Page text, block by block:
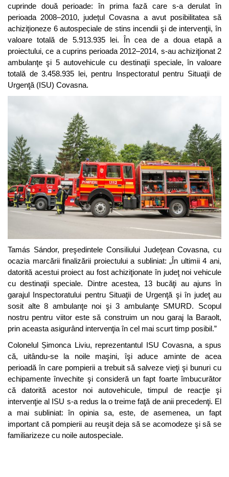
cuprinde două perioade: în prima fază care s-a derulat în
perioada 2008–2010, judeţul Covasna a avut posibilitatea să
achiziţioneze 6 autospeciale de stins incendii şi de intervenţii, în
valoare totală de 5.913.935 lei. În cea de a doua etapă a
proiectului, ce a cuprins perioada 2012–2014, s-au achiziţionat 2
ambulanţe şi 5 autovehicule cu destinaţii speciale, în valoare
totală de 3.458.935 lei, pentru Inspectoratul pentru Situaţii de
Urgenţă (ISU) Covasna.
Tamás Sándor, preşedintele Consiliului Judeţean Covasna, cu
ocazia marcării finalizării proiectului a subliniat: „În ultimii 4 ani,
datorită acestui proiect au fost achiziţionate în judeţ noi vehicule
cu destinaţii speciale. Dintre acestea, 13 bucăţi au ajuns în
garajul Inspectoratului pentru Situaţii de Urgenţă şi în judeţ au
sosit alte 8 ambulanţe noi şi 3 ambulanţe SMURD. Scopul
nostru pentru viitor este să construim un nou garaj la Baraolt,
prin aceasta asigurând intervenţia în cel mai scurt timp posibil.”
Colonelul Șimonca Liviu, reprezentantul ISU Covasna, a spus
că, uitându-se la noile maşini, îşi aduce aminte de acea
perioadă în care pompierii a trebuit să salveze vieţi şi bunuri cu
echipamente învechite şi consideră un fapt foarte îmbucurător
că datorită acestor noi autovehicule, timpul de reacţie şi
intervenţie al ISU s-a redus la o treime faţă de anii precedenţi. El
a mai subliniat: în opinia sa, este, de asemenea, un fapt
important că pompierii au reuşit deja să se acomodeze şi să se
familiarizeze cu noile autospeciale.